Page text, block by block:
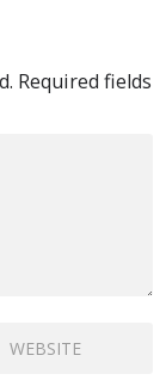
Required fields